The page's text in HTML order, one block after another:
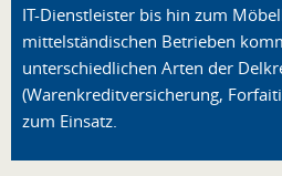
IT-Dienstleister bis hin zum
mittelständischen Betrieben
unterschiedlichen Arten der
(Warenkreditversicherung,
zum Einsatz.